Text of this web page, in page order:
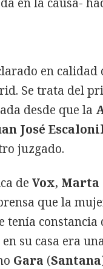
en calidad
Se trata del
desde que la
José
juzgado.
de Vox, Marta
que la
tenía
en su casa era
Gara (Santana